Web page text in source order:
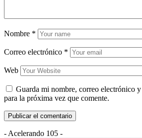
Nombre *
Correo electrónico *
Web
Guarda mi nombre, correo electrónico
para la próxima vez que comente.
- Acelerando 105 -